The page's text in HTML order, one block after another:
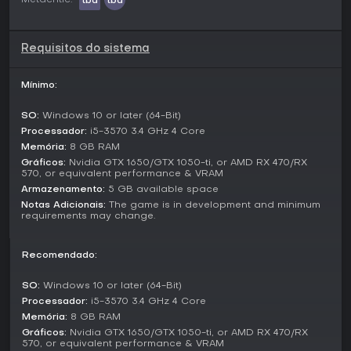
separados; a jogabilidade se desenrola numa campanha
mecânicas de cultivo. Essa estrutura mantém o ênfase em
modos distintos.
História e Ambientação
Ambientado no século 22 em Marte, AGRONOM entrelaça
tradições da Europa Oriental num mundo futurista. Você
constrói uma casa aconchegante inspirada nos desejos do
Gramps Makar pela falecida esposa Sofia, com toques
como geleia de ameixa e pepinos em conserva em meio a
meio de gestão de recursos e interações com vizinhos que
podem levar a cooperação ou conflito.
Vale a Pena Jogar?
Requisitos do sistema
Mínimo:
SO: Windows 10 or later (64-Bit)
Processador: i5-3570 3.4 GHz 4 Core
Memória: 8 GB RAM
Gráficos: Nvidia GTX 1650/GTX 1050-ti, or AMD RX 470/RX
570, or equivalent performance & VRAM
Armazenamento: 5 GB available space
Notas Adicionais: The game is in development and minimum
requirements may change.
Recomendado:
SO: Windows 10 or later (64-Bit)
Processador: i5-3570 3.4 GHz 4 Core
Memória: 8 GB RAM
Gráficos: Nvidia GTX 1650/GTX 1050-ti, or AMD RX 470/RX
570, or equivalent performance & VRAM